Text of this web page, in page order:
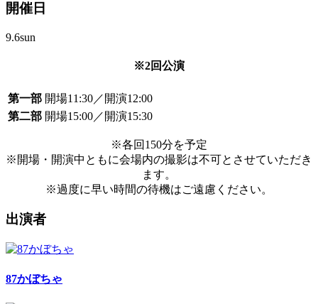
開催日
9.6sun
※2回公演
第一部 開場11:30／開演12:00
第二部 開場15:00／開演15:30
※各回150分を予定
※開場・開演中ともに会場内の撮影は不可とさせていただき
ます。
※過度に早い時間の待機はご遠慮ください。
出演者
87かぼちゃ